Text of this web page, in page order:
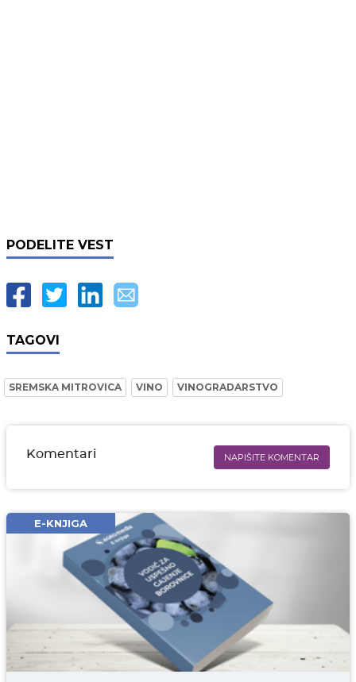
PODELITE VEST
TAGOVI
SREMSKA MITROVICA VINO VINOGRADARSTVO
Komentari NAPIŠITE KOMENTAR
Email* obavezno
Komentar* obavezno
E-KNJIGA